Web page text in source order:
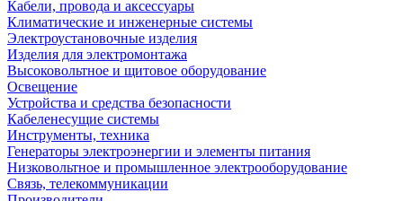
Кабели, провода и аксессуары
Климатические и инженерные системы
Электроустановочные изделия
Изделия для электромонтажа
Высоковольтное и щитовое оборудование
Освещение
Устройства и средства безопасности
Кабеленесущие системы
Инструменты, техника
Генераторы электроэнергии и элементы питания
Низковольтное и промышленное электрооборудование
Связь, телекоммуникации